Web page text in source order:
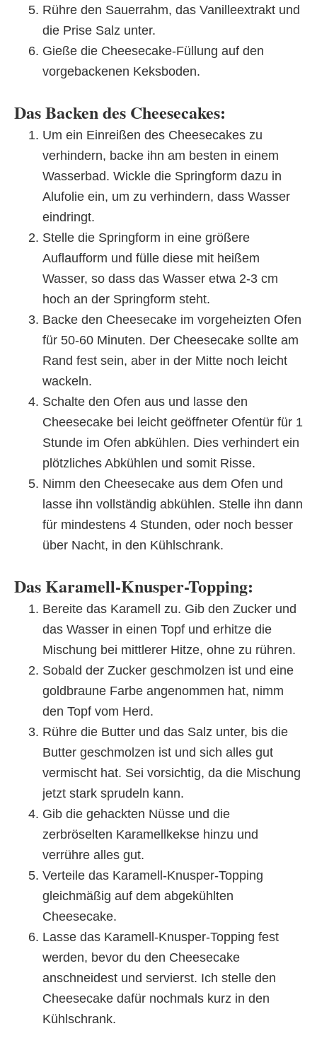
Rühre den Sauerrahm, das Vanilleextrakt und
die Prise Salz unter.
Gieße die Cheesecake-Füllung auf den
vorgebackenen Keksboden.
Das Backen des Cheesecakes:
Um ein Einreißen des Cheesecakes zu
verhindern, backe ihn am besten in einem
Wasserbad. Wickle die Springform dazu in
Alufolie ein, um zu verhindern, dass Wasser
eindringt.
Stelle die Springform in eine größere
Auflaufform und fülle diese mit heißem
Wasser, so dass das Wasser etwa 2-3 cm
hoch an der Springform steht.
Backe den Cheesecake im vorgeheizten Ofen
für 50-60 Minuten. Der Cheesecake sollte am
Rand fest sein, aber in der Mitte noch leicht
wackeln.
Schalte den Ofen aus und lasse den
Cheesecake bei leicht geöffneter Ofentür für 1
Stunde im Ofen abkühlen. Dies verhindert ein
plötzliches Abkühlen und somit Risse.
Nimm den Cheesecake aus dem Ofen und
lasse ihn vollständig abkühlen. Stelle ihn dann
für mindestens 4 Stunden, oder noch besser
über Nacht, in den Kühlschrank.
Das Karamell-Knusper-Topping:
Bereite das Karamell zu. Gib den Zucker und
das Wasser in einen Topf und erhitze die
Mischung bei mittlerer Hitze, ohne zu rühren.
Sobald der Zucker geschmolzen ist und eine
goldbraune Farbe angenommen hat, nimm
den Topf vom Herd.
Rühre die Butter und das Salz unter, bis die
Butter geschmolzen ist und sich alles gut
vermischt hat. Sei vorsichtig, da die Mischung
jetzt stark sprudeln kann.
Gib die gehackten Nüsse und die
zerbröselten Karamellkekse hinzu und
verrühre alles gut.
Verteile das Karamell-Knusper-Topping
gleichmäßig auf dem abgekühlten
Cheesecake.
Lasse das Karamell-Knusper-Topping fest
werden, bevor du den Cheesecake
anschneidest und servierst. Ich stelle den
Cheesecake dafür nochmals kurz in den
Kühlschrank.